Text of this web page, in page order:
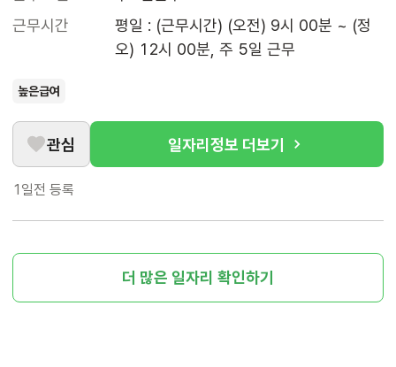
근무시간
평일 : (근무시간) (오전) 9시 00분 ~ (정
오) 12시 00분, 주 5일 근무
높은급여
관심 일자리정보 더보기
1일전 등록
더 많은 일자리 확인하기